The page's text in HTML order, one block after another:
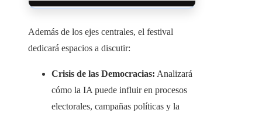
Además de los ejes centrales, el festival
dedicará espacios a discutir:​
Crisis de las Democracias: Analizará
cómo la IA puede influir en procesos
electorales, campañas políticas y la